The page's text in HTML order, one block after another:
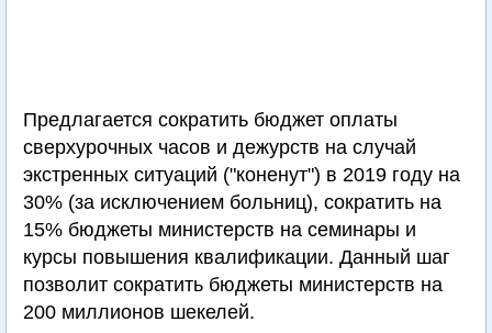
Предлагается сократить бюджет оплаты
сверхурочных часов и дежурств на случай
экстренных ситуаций ("коненут") в 2019 году на
30% (за исключением больниц), сократить на
15% бюджеты министерств на семинары и
курсы повышения квалификации. Данный шаг
позволит сократить бюджеты министерств на
200 миллионов шекелей.